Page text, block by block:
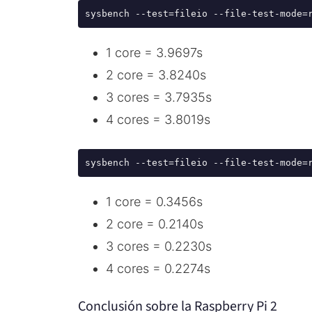
1 core = 3.9697s
2 core = 3.8240s
3 cores = 3.7935s
4 cores = 3.8019s
1 core = 0.3456s
2 core = 0.2140s
3 cores = 0.2230s
4 cores = 0.2274s
Conclusión sobre la Raspberry Pi 2